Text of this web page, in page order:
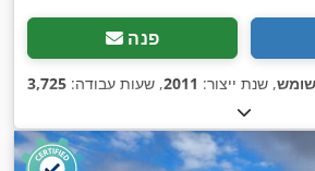
פנה
, שנת ייצור: 2011, שעות עבודה: